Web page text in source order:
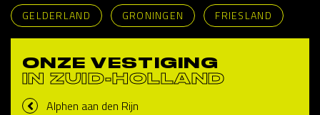
GELDERLAND GRONINGEN FRIESLAND
ONZE VESTIGING
IN ZUID-HOLLAND
Alphen aan den Rijn